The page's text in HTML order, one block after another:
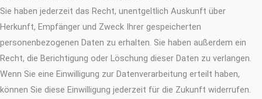
Sie haben jederzeit das Recht, unentgeltlich Auskunft über
Herkunft, Empfänger und Zweck Ihrer gespeicherten
personenbezogenen Daten zu erhalten. Sie haben außerdem ein
Recht, die Berichtigung oder Löschung dieser Daten zu verlangen.
Wenn Sie eine Einwilligung zur Datenverarbeitung erteilt haben,
können Sie diese Einwilligung jederzeit für die Zukunft widerrufen.